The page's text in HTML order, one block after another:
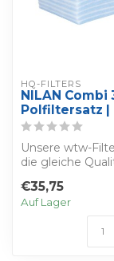
HQ-FILTERS
NILAN Combi
Polfiltersatz |
Unsere wtw-
die gleiche
Eigenschaften
€35,75
Auf Lager